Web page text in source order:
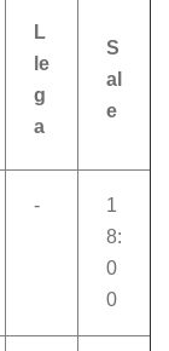
L
le
g
a
S
al
e
-
1
8:
0
0